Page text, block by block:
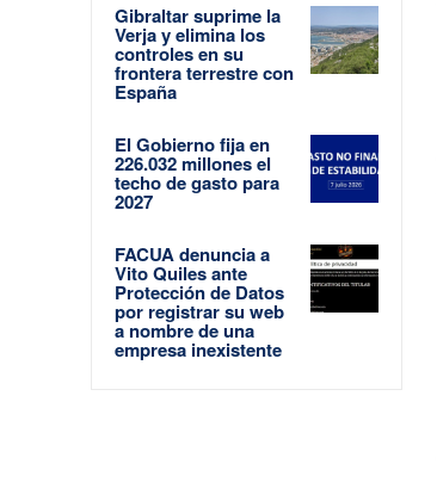
Gibraltar suprime la
Verja y elimina los
controles en su
frontera terrestre con
España
El Gobierno fija en
226.032 millones el
techo de gasto para
2027
FACUA denuncia a
Vito Quiles ante
Protección de Datos
por registrar su web
a nombre de una
empresa inexistente